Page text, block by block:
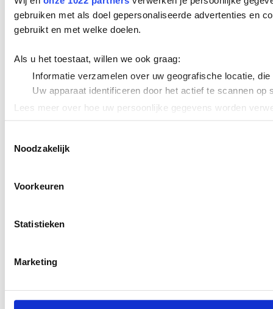
gebruiken met als doel gepersonaliseerde advertenties en
gebruikt en met welke doelen.
Als u het toestaat, willen we ook graag:
Informatie verzamelen over uw geografische locatie,
Uw apparaat identificeren door het actief te scannen op
Lees meer over hoe uw persoonlijke gegevens worden
We gebruiken cookies om content en advertenties te
verstrekt of die ze hebben verzameld op basis van uw
Noodzakelijk
Voorkeuren
Statistieken
Marketing